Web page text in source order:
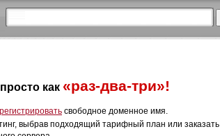
как «раз-два-три»!
свободное доменное имя.
выбрав подходящий тарифный план или заказать